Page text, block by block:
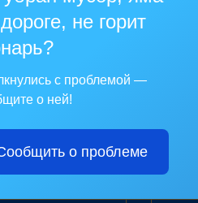
не горит
с проблемой —
о ней!
о проблеме